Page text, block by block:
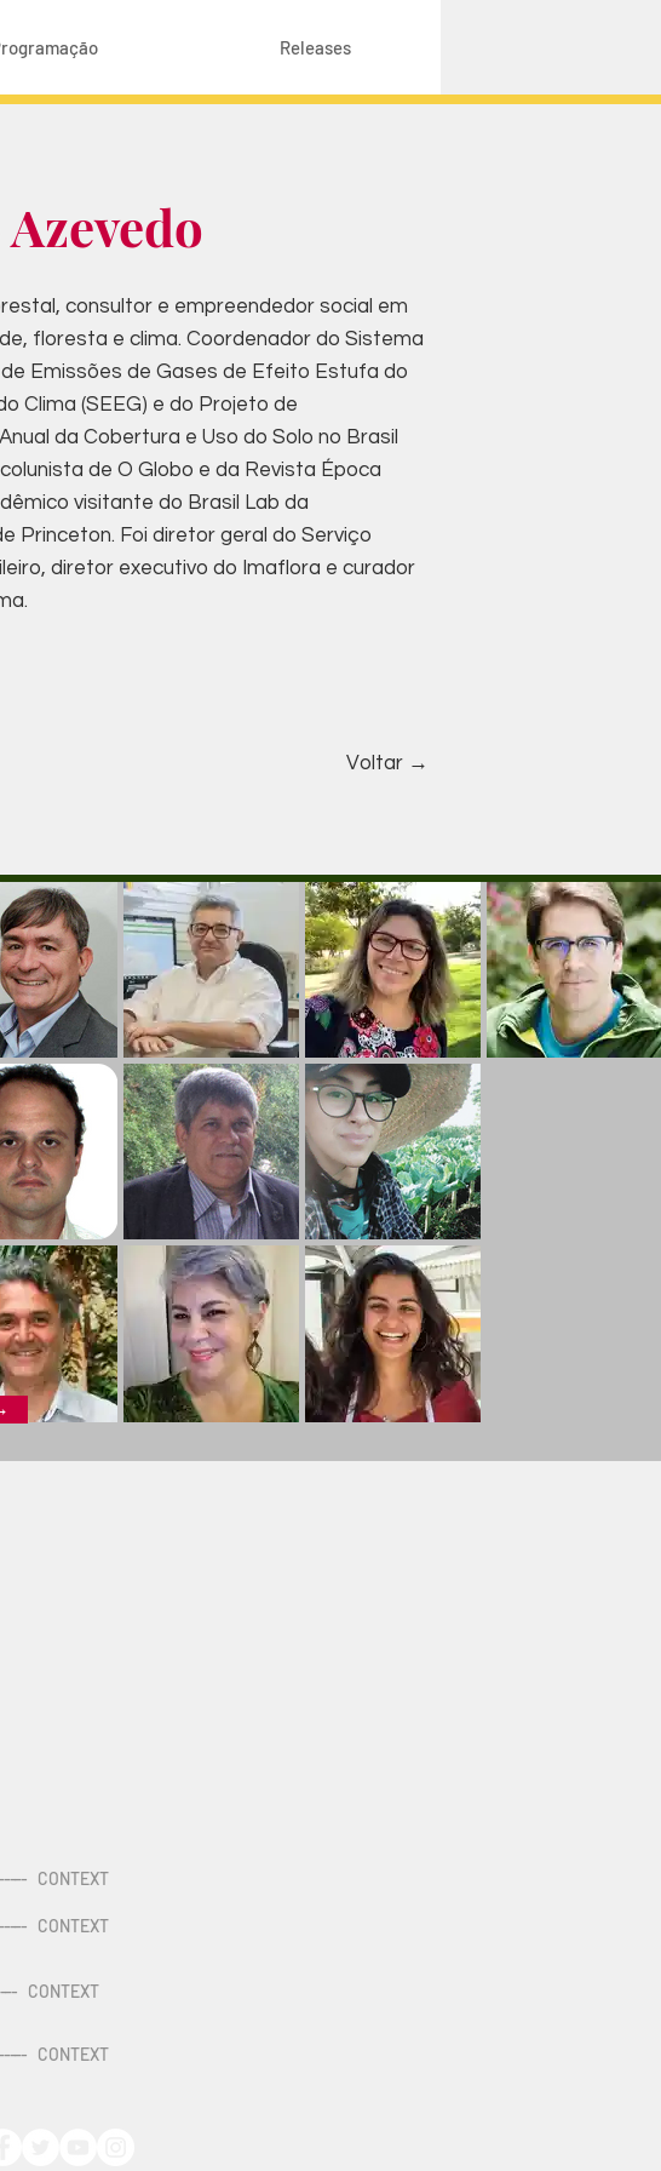
Releases
consultor e empreendedor social em
floresta e clima. Coordenador do Sistema
Emissões de Gases de Efeito Estufa do
Clima (SEEG) e do Projeto de
da Cobertura e Uso do Solo no Brasil
de O Globo e da Revista Época
visitante do Brasil Lab da
Princeton. Foi diretor geral do Serviço
diretor executivo do Imaflora e curador
Voltar →
CONTEXT
CONTEXT
CONTEXT
CONTEXT